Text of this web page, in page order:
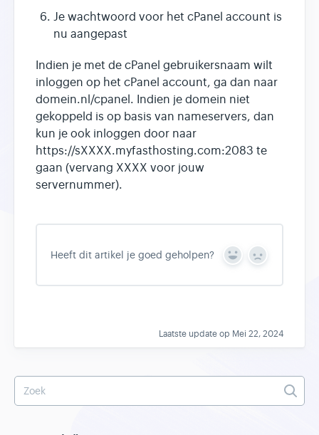
Je wachtwoord voor het cPanel account is
nu aangepast
Indien je met de cPanel gebruikersnaam wilt
inloggen op het cPanel account, ga dan naar
domein.nl/cpanel. Indien je domein niet
gekoppeld is op basis van nameservers, dan
kun je ook inloggen door naar
https://sXXXX.myfasthosting.com:2083 te
gaan (vervang XXXX voor jouw
servernummer).
Heeft dit artikel je goed geholpen?
Y
s
N
Laatste update op Mei 22, 2024